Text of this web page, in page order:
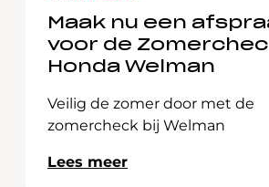
Maak nu een
voor de
Honda Welman
Veilig de zomer door met de
zomercheck bij Welman
Lees meer